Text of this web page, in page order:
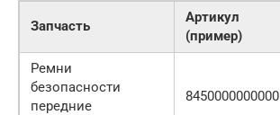
Запчасть
Артикул
(пример)
Ремни
безопасности
передние
8450000000000